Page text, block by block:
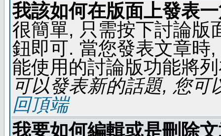
我該如何在版面上發表
很簡單, 只需按下討論版
鈕即可. 當您發表文章時
能使用的討論版功能將
可以發表新的話題, 您可
回頂端
我要如何編輯或是刪除